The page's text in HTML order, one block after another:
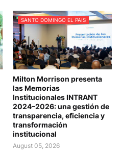
SANTO DOMINGO EL PAIS
Milton Morrison presenta
las Memorias
Institucionales INTRANT
2024–2026: una gestión de
transparencia, eficiencia y
transformación
institucional
August 05, 2026